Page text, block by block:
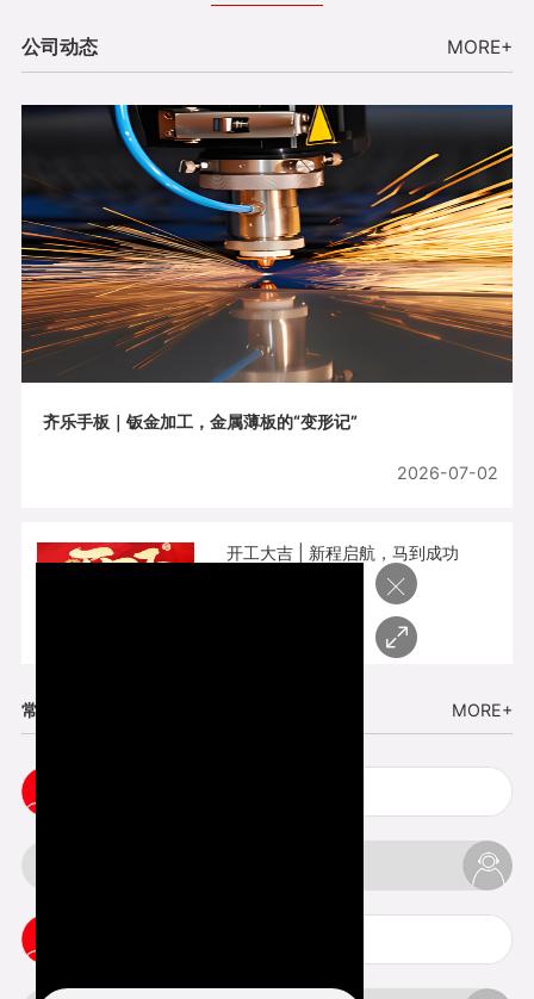
公司动态 MORE+
齐乐手板｜钣金加工，金属薄板的“变形记”
2026-07-02
开工大吉 | 新程启航，马到成功
常见问题 MORE+
×